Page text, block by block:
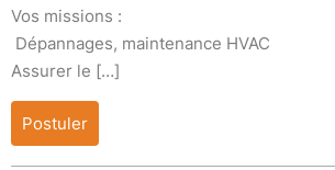
Vos missions :
Dépannages, maintenance HVAC
Assurer le […]
Postuler